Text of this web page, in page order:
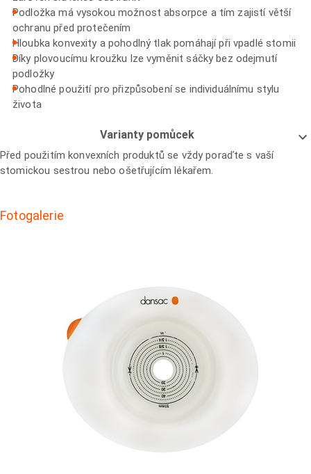
Podložka má vysokou možnost absorpce a tím zajistí větší
ochranu před protečením
Hloubka konvexity a pohodlný tlak pomáhají při vpadlé stomii
Díky plovoucímu kroužku lze vyměnit sáčky bez odejmutí
podložky
Pohodlné použití pro přizpůsobení se individuálnímu stylu
života
Varianty pomůcek
Před použitím konvexních produktů se vždy poraďte s vaší
stomickou sestrou nebo ošetřujícím lékařem.
Fotogalerie